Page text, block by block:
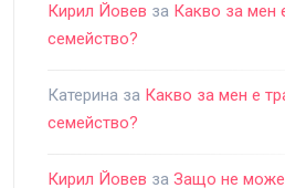
Кирил Йовев за Какво за мен
семейство?
Катерина за Какво за мен е
семейство?
Кирил Йовев за Защо не